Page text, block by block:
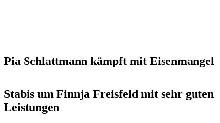
Pia Schlattmann kämpft mit Eisenmangel
Stabis um Finnja Freisfeld mit sehr guten
Leistungen